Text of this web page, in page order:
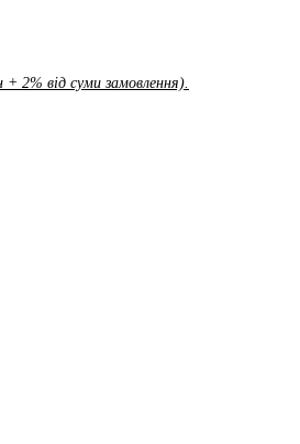
2% від суми замовлення).